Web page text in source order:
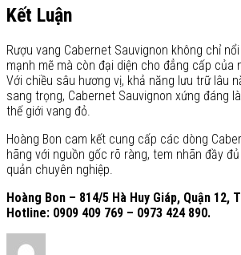
Kết Luận
Rượu vang Cabernet Sauvignon không chỉ
mạnh mẽ mà còn đại diện cho đẳng cấp của
Với chiều sâu hương vị, khả năng lưu trữ lâu
sang trọng, Cabernet Sauvignon xứng đáng
thế giới vang đỏ.
Hoàng Bon cam kết cung cấp các dòng
hãng với nguồn gốc rõ ràng, tem nhãn đầy
quản chuyên nghiệp.
Hoàng Bon – 814/5 Hà Huy Giáp, Quận 12,
Hotline: 0909 409 769 – 0973 424 890.